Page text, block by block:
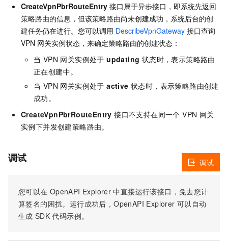
CreateVpnPbrRouteEntry 接口属于异步接口，即系统先返回
策略路由的信息，但该策略路由尚未创建成功，系统后台的创
建任务仍在进行。您可以调用 DescribeVpnGateway 接口查询
VPN 网关实例状态，来确定策略路由的创建状态：
当 VPN 网关实例处于updating 状态时，表示策略路由
正在创建中。
当 VPN 网关实例处于active 状态时，表示策略路由创建
成功。
CreateVpnPbrRouteEntry 接口不支持在同一个 VPN 网关
实例下并发创建策略路由。
调试
您可以在 OpenAPI Explorer 中直接运行该接口，免去您计
算签名的困扰。运行成功后，OpenAPI Explorer 可以自动
生成 SDK 代码示例。
调试